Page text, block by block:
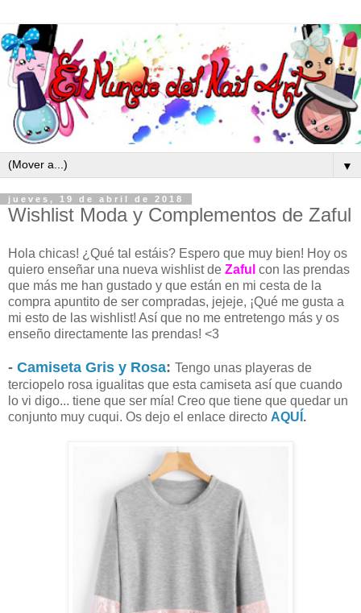
▼
jueves, 19 de abril de 2018
Wishlist Moda y Complementos de Zaful
Hola chicas! ¿Qué tal estáis? Espero que muy bien! Hoy os
quiero enseñar una nueva wishlist de Zaful con las prendas
que más me han gustado y que están en mi cesta de la
compra apuntito de ser compradas, jejeje, ¡Qué me gusta a
mi esto de las wishlist! Así que no me entretengo más y os
enseño directamente las prendas! <3
- Camiseta Gris y Rosa: Tengo unas playeras de
terciopelo rosa igualitas que esta camiseta así que cuando
lo vi digo... tiene que ser mía! Creo que tiene que quedar un
conjunto muy cuqui. Os dejo el enlace directo AQUÍ .